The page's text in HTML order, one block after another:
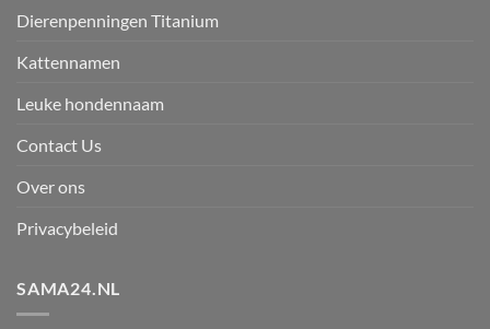
Dierenpenningen Titanium
Kattennamen
Leuke hondennaam
Contact Us
Over ons
Privacybeleid
SAMA24.NL